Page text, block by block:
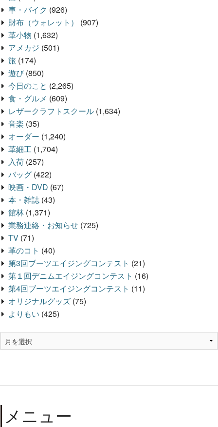
車・バイク (926)
財布（ウォレット）
(907)
革小物 (1,632)
アメカジ (501)
旅 (174)
遊び(850)
今日のこと (2,265)
食・グルメ (609)
レザークラフトスクール (1,634)
音楽 (35)
オーダー (1,240)
革細工 (1,704)
入荷 (257)
バッグ (422)
映画・DVD (67)
本・雑誌 (43)
館林 (1,371)
業務連絡・お知らせ (725)
TV (71)
革のコト (40)
第3回ブーツエイジングコンテスト (21)
第１回デニムエイジングコンテスト (16)
第4回ブーツエイジングコンテスト (11)
オリジナルグッズ (75)
よりもい (425)
メニュー